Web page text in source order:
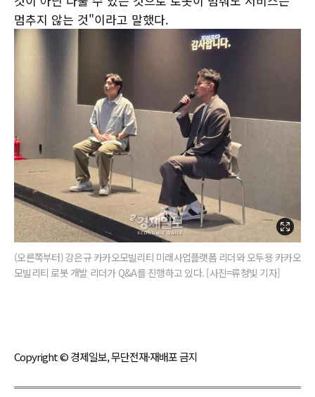
멈추지 않는 것"이라고 말했다.
(오른쪽부터) 강은규 카카오모빌리티 미래사업플랫폼 리더와 오두용 카카오
모빌리티 로봇 개발 리더가 Q&A를 진행하고 있다. [사진=류청빛 기자]
Copyright © 경제일보, 무단전재·재배포 금지